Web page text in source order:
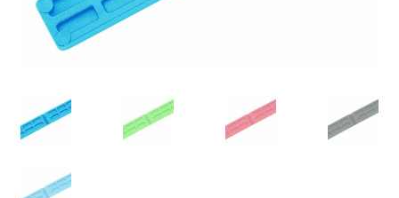
Trabaja con nosotros